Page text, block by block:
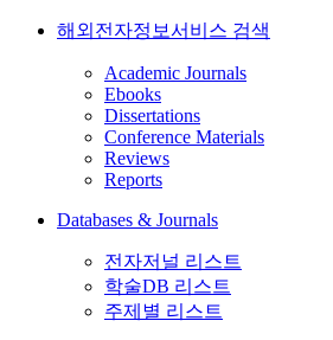
해외전자정보서비스 검색
Academic Journals
Ebooks
Dissertations
Conference Materials
Reviews
Reports
Databases & Journals
전자저널 리스트
학술DB 리스트
주제별 리스트